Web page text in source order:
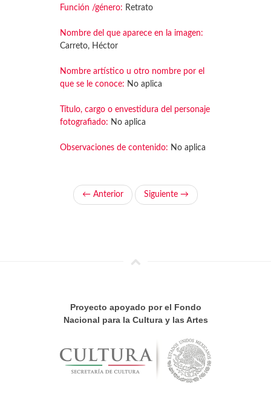
Función /género: Retrato
Nombre del que aparece en la imagen:
Carreto, Héctor
Nombre artístico u otro nombre por el
que se le conoce: No aplica
Título, cargo o envestidura del personaje
fotografiado: No aplica
Observaciones de contenido: No aplica
← Anterior Siguiente →
Proyecto apoyado por el Fondo
Nacional para la Cultura y las Artes